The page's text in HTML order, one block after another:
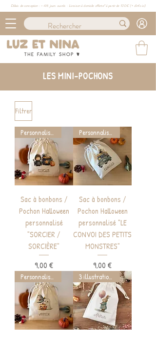
Délais de conception : ≈ 4/6 jours ouvrés · Livraison à domicile offerte* à partir de 100€ (+ d'info ici)
LES MINI-POCHONS
Filtrer
Sac à bonbons /
Pochon Halloween
personnalisé
"SORCIER /
SORCIÈRE"
Prix
9,00 €
Sac à bonbons /
Pochon Halloween
personnalisé "LE
CONVOI DES PETITS
MONSTRES"
Prix
9,00 €